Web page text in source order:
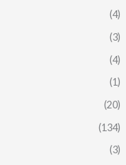
(4)
(3)
(4)
(1)
(20)
(134)
(3)